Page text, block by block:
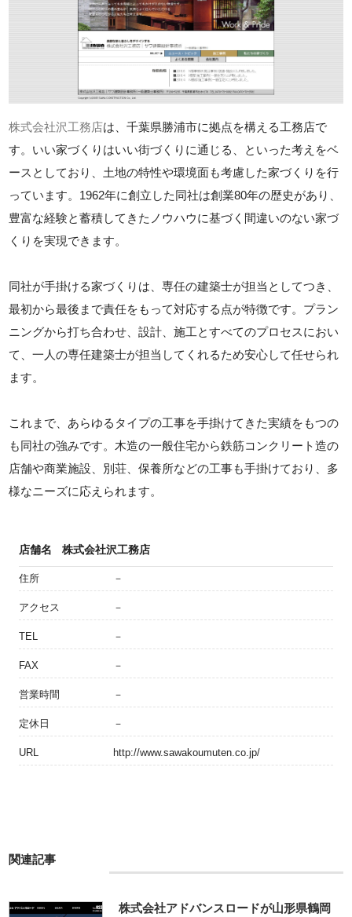
株式会社沢工務店は、千葉県勝浦市に拠点を構える工務店で
す。いい家づくりはいい街づくりに通じる、といった考えをベ
ースとしており、土地の特性や環境面も考慮した家づくりを行
っています。1962年に創立した同社は創業80年の歴史があり、
豊富な経験と蓄積してきたノウハウに基づく間違いのない家づ
くりを実現できます。
同社が手掛ける家づくりは、専任の建築士が担当としてつき、
最初から最後まで責任をもって対応する点が特徴です。プラン
ニングから打ち合わせ、設計、施工とすべてのプロセスにおい
て、一人の専任建築士が担当してくれるため安心して任せられ
ます。
これまで、あらゆるタイプの工事を手掛けてきた実績をもつの
も同社の強みです。木造の一般住宅から鉄筋コンクリート造の
店舗や商業施設、別荘、保養所などの工事も手掛けており、多
様なニーズに応えられます。
店舗名 株式会社沢工務店
住所 －
アクセス －
TEL －
FAX －
営業時間 －
定休日 －
URL http://www.sawakoumuten.co.jp/
関連記事
株式会社アドバンスロードが山形県鶴岡